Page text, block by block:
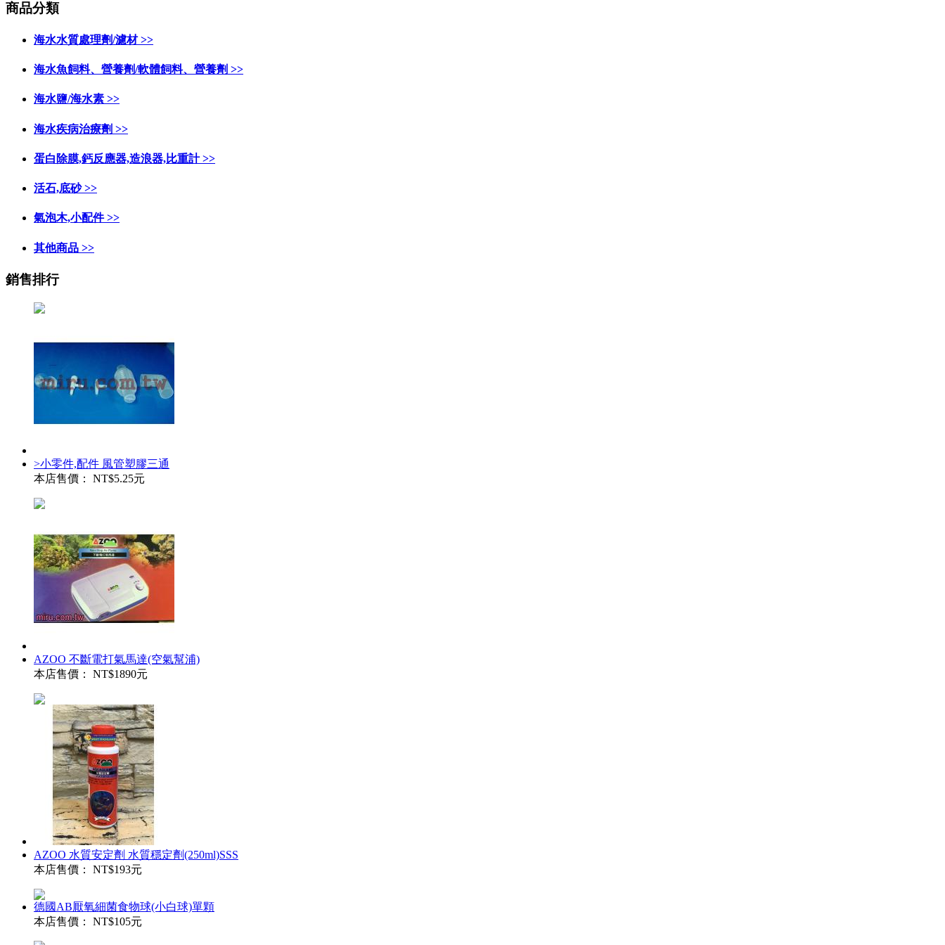
商品分類
海水水質處理劑/濾材 >>
海水魚飼料、營養劑/軟體飼料、營養劑 >>
海水鹽/海水素 >>
海水疾病治療劑 >>
蛋白除膜,鈣反應器,造浪器,比重計 >>
活石,底砂 >>
氣泡木,小配件 >>
其他商品 >>
銷售排行
>小零件,配件 風管塑膠三通
本店售價： NT$5.25元
AZOO 不斷電打氣馬達(空氣幫浦)
本店售價： NT$1890元
AZOO 水質安定劑 水質穩定劑(250ml)SSS
本店售價： NT$193元
德國AB厭氧細菌食物球(小白球)單顆
本店售價： NT$105元